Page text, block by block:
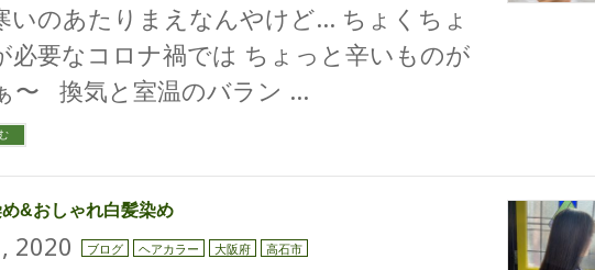
いのあたりまえなんやけど… ちょくちょ
必要なコロナ禍では ちょっと辛いものが
〜 換気と室温のバラン …
&おしゃれ白髪染め
2020 ブログ ヘアカラー 大阪府 高石市